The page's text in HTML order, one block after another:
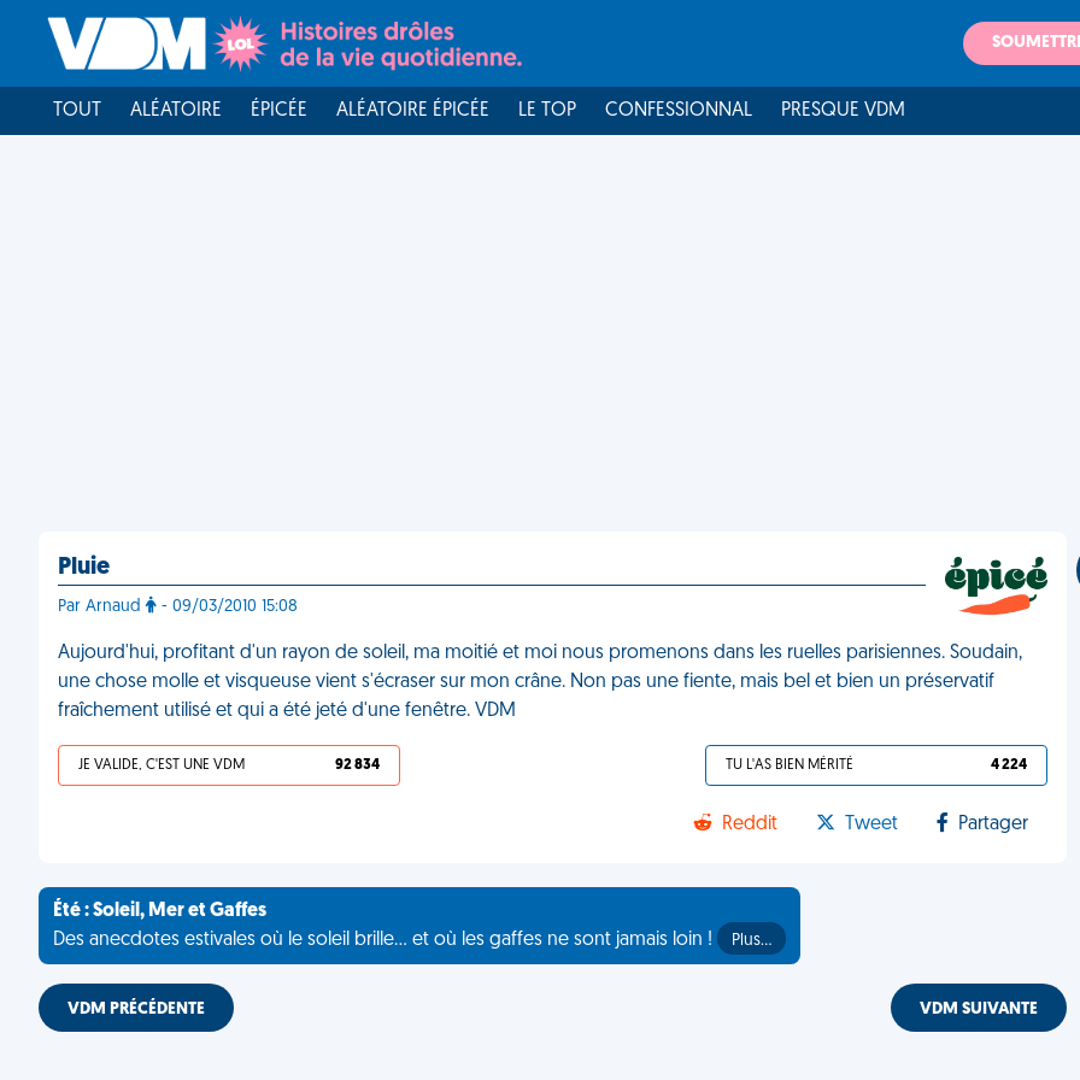
TOUT ALÉATOIRE ÉPICÉE ALÉATOIRE ÉPICÉE LE TOP CONFESSIONNAL PRESQUE VDM
Pluie
Par Arnaud - 09/03/2010 15:08
Aujourd'hui, profitant d'un rayon de soleil, ma moitié et moi nous promenons dans les ruelles parisiennes. Soudain,
une chose molle et visqueuse vient s'écraser sur mon crâne. Non pas une fiente, mais bel et bien un préservatif
fraîchement utilisé et qui a été jeté d'une fenêtre. VDM
JE VALIDE, C'EST UNE VDM 92 834 TU L'AS BIEN MÉRITÉ 4 224
Reddit Tweet Partager
Été : Soleil, Mer et Gaffes
Des anecdotes estivales où le soleil brille... et où les gaffes ne sont jamais loin !
Plus…
VDM PRÉCÉDENTE VDM SUIVANTE